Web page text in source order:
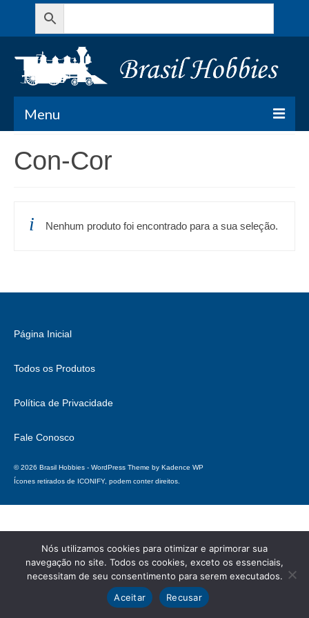
Menu
Todos os Produtos
Con-Cor
Nenhum produto foi encontrado para a sua seleção.
Página Inicial
Todos os Produtos
Política de Privacidade
Fale Conosco
© 2026 Brasil Hobbies - WordPress Theme by Kadence WP
Ícones retirados de ICONIFY, podem conter direitos.
Nós utilizamos cookies para otimizar e aprimorar sua
navegação no site. Todos os cookies, exceto os essenciais,
necessitam de seu consentimento para serem executados.
Aceitar
Recusar